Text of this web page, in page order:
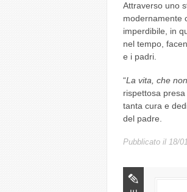
Attraverso uno
modernamente
imperdibile, in
nel tempo,
e i padri.
“La vita, che
rispettosa
tanta cura e
del padre.
Pubblicato il 18/